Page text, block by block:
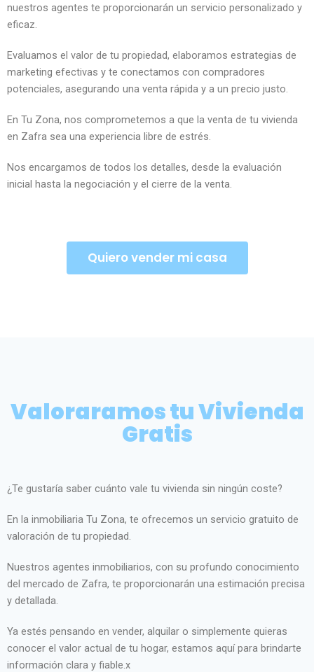
nuestros agentes te proporcionarán un servicio personalizado y
eficaz.
Evaluamos el valor de tu propiedad, elaboramos estrategias de
marketing efectivas y te conectamos con compradores
potenciales, asegurando una venta rápida y a un precio justo.
En Tu Zona, nos comprometemos a que la venta de tu vivienda
en Zafra sea una experiencia libre de estrés.
Nos encargamos de todos los detalles, desde la evaluación
inicial hasta la negociación y el cierre de la venta.
Quiero vender mi casa
Valoraramos tu Vivienda
Gratis
¿Te gustaría saber cuánto vale tu vivienda sin ningún coste?
En la inmobiliaria Tu Zona, te ofrecemos un servicio gratuito de
valoración de tu propiedad.
Nuestros agentes inmobiliarios, con su profundo conocimiento
del mercado de Zafra, te proporcionarán una estimación precisa
y detallada.
Ya estés pensando en vender, alquilar o simplemente quieras
conocer el valor actual de tu hogar, estamos aquí para brindarte
información clara y fiable.x